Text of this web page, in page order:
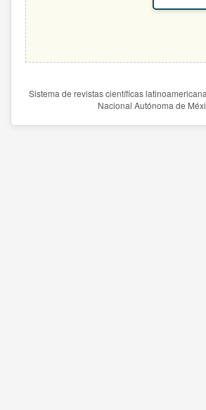
Sistema de revistas científicas
Nacional Autónoma de